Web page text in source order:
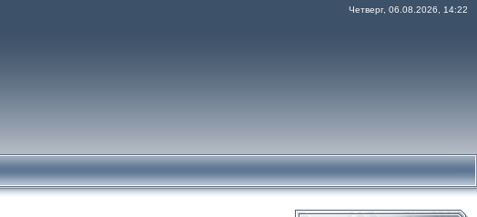
Четверг, 06.08.2026, 14:22